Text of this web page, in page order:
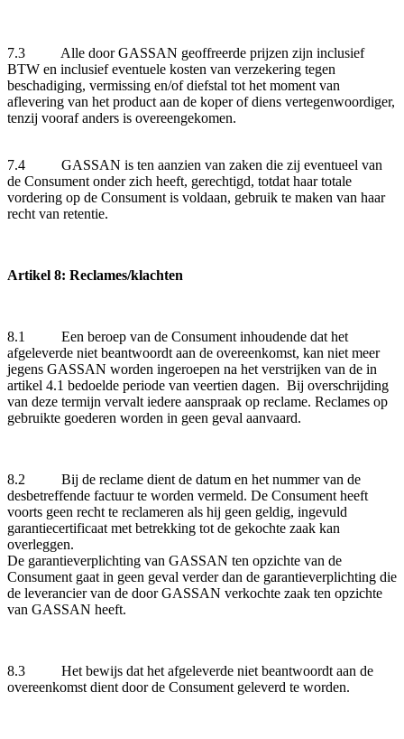
7.3 Alle door GASSAN geoffreerde prijzen zijn inclusief
BTW en inclusief eventuele kosten van verzekering tegen
beschadiging, vermissing en/of diefstal tot het moment van
aflevering van het product aan de koper of diens vertegenwoordiger,
tenzij vooraf anders is overeengekomen.
7.4 GASSAN is ten aanzien van zaken die zij eventueel van
de Consument onder zich heeft, gerechtigd, totdat haar totale
vordering op de Consument is voldaan, gebruik te maken van haar
recht van retentie.
Artikel 8: Reclames/klachten
8.1 Een beroep van de Consument inhoudende dat het
afgeleverde niet beantwoordt aan de overeenkomst, kan niet meer
jegens GASSAN worden ingeroepen na het verstrijken van de in
artikel 4.1 bedoelde periode van veertien dagen. Bij overschrijding
van deze termijn vervalt iedere aanspraak op reclame. Reclames op
gebruikte goederen worden in geen geval aanvaard.
8.2 Bij de reclame dient de datum en het nummer van de
desbetreffende factuur te worden vermeld. De Consument heeft
voorts geen recht te reclameren als hij geen geldig, ingevuld
garantiecertificaat met betrekking tot de gekochte zaak kan
overleggen.
De garantieverplichting van GASSAN ten opzichte van de
Consument gaat in geen geval verder dan de garantieverplichting die
de leverancier van de door GASSAN verkochte zaak ten opzichte
van GASSAN heeft.
8.3 Het bewijs dat het afgeleverde niet beantwoordt aan de
overeenkomst dient door de Consument geleverd te worden.